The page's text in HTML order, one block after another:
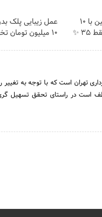
جراحی زیبایی پلک پایین با 10
✨
عمل زیبایی پلک
۱۰ میلیون تومان تخفیف ویژه
تهران است که با توجه به تغییر
است در راستای تحقق تسهیل